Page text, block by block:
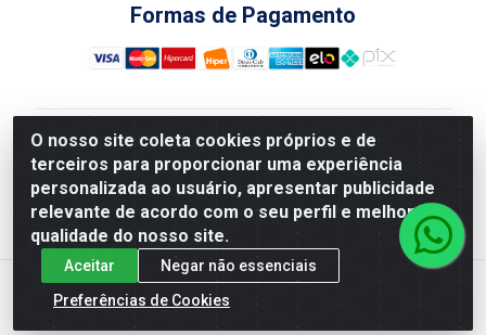
O nosso site coleta cookies próprios e de
terceiros para proporcionar uma experiência
personalizada ao usuário, apresentar publicidade
relevante de acordo com o seu perfil e melhorar a
qualidade do nosso site.
Aceitar
Negar não essenciais
Preferências de Cookies
Formas de Pagamento
Nova Boni Distribuidora de Material de Construção LTDA
- Rua Alice Tibiriçá, 330 - Vila Da Penha, Rio de
Janeiro/RJ - CEP: 21.210-110 - CNPJ: 11.003.135/0001-
27